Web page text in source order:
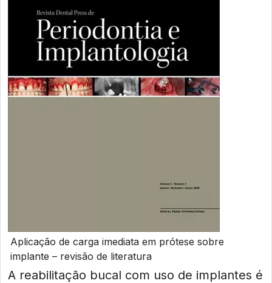
Aplicação de carga imediata em prótese sobre
implante – revisão de literatura
A reabilitação bucal com uso de implantes é